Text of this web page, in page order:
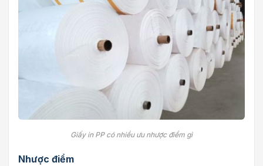
Giấy in PP có nhiều ưu nhược điểm gì
Nhược điểm